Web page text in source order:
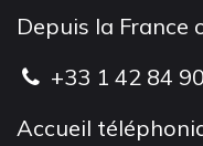
Depuis la France
+33 1 42 84
Accueil